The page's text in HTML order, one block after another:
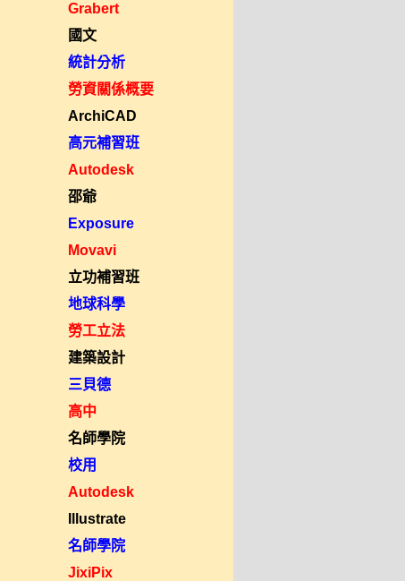
Grabert
國文
統計分析
勞資關係概要
ArchiCAD
高元補習班
Autodesk
邵爺
Exposure
Movavi
立功補習班
地球科學
勞工立法
建築設計
三貝德
高中
名師學院
校用
Autodesk
Illustrate
名師學院
JixiPix